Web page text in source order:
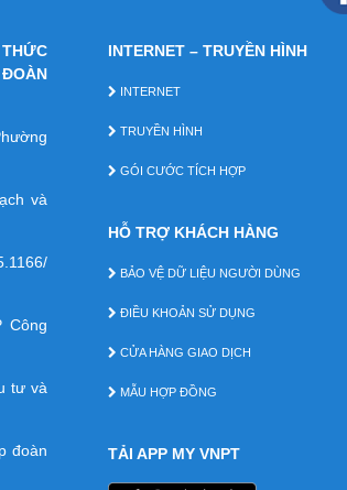
và
Công
tư và
đoàn
INTERNET – TRUYỀN HÌNH
INTERNET
TRUYỀN HÌNH
GÓI CƯỚC TÍCH HỢP
HỖ TRỢ KHÁCH HÀNG
BẢO VỆ DỮ LIỆU NGƯỜI DÙNG
ĐIỀU KHOẢN SỬ DỤNG
CỬA HÀNG GIAO DỊCH
MẪU HỢP ĐỒNG
TẢI APP MY VNPT